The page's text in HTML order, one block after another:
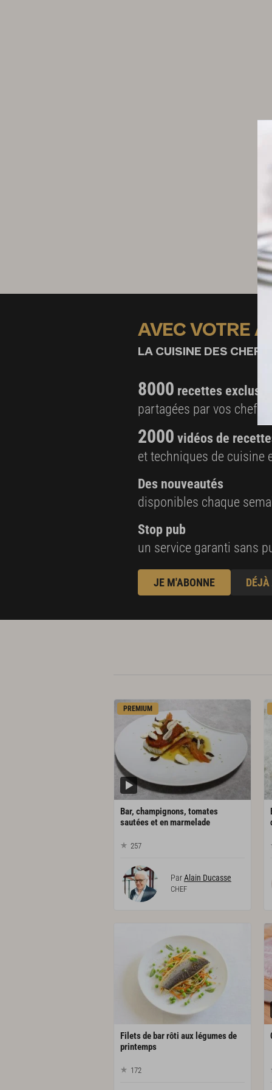
AVEC VOTRE
LA CUISINE DES
8000 recettes
partagées par vos chefs
2000 vidéos de
et techniques de cuisine
Des nouveautés
disponibles chaque
Stop pub
un service garanti sans
JE M'ABONNE
PREMIUM
Bar, champignons, tomates
sautées et en marmelade
257
ParAlain Ducasse
CHEF
Filets de bar rôti aux légumes de
printemps
172